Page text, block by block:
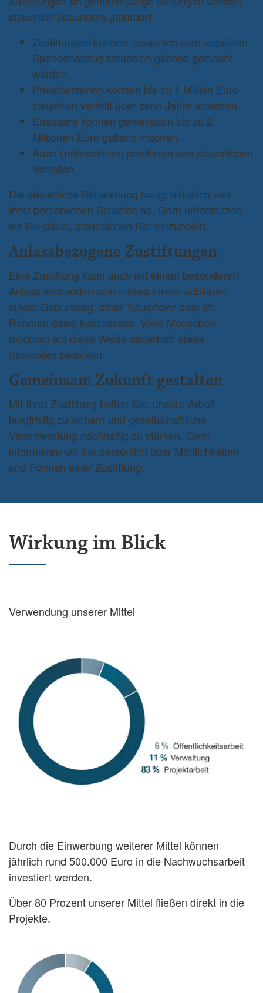
steuerlich besonders gefördert.
Zustiftungen können zusätzlich zum regulären
Spendenabzug steuerlich geltend gemacht
werden.
Privatpersonen können bis zu 1 Million Euro
steuerlich verteilt über zehn Jahre absetzen.
Ehepaare können gemeinsam bis zu 2
Millionen Euro geltend machen.
Auch Unternehmen profitieren von steuerlichen
Vorteilen.
Die steuerliche Behandlung hängt natürlich von
Ihrer persönlichen Situation ab. Gern unterstützen
wir Sie dabei, steuerlichen Rat einzuholen.
Anlassbezogene Zustiftungen
Eine Zustiftung kann auch mit einem besonderen
Anlass verbunden sein – etwa einem Jubiläum,
einem Geburtstag, einer Trauerfeier oder im
Rahmen eines Nachlasses. Viele Menschen
möchten auf diese Weise dauerhaft etwas
Sinnvolles bewirken.
Gemeinsam Zukunft gestalten
Mit Ihrer Zustiftung helfen Sie, unsere Arbeit
langfristig zu sichern und gesellschaftliche
Verantwortung nachhaltig zu stärken. Gern
informieren wir Sie persönlich über Möglichkeiten
und Formen einer Zustiftung.
Wirkung im Blick
Verwendung unserer Mittel
Durch die Einwerbung weiterer Mittel können
jährlich rund 500.000 Euro in die Nachwuchsarbeit
investiert werden.
Über 80 Prozent unserer Mittel fließen direkt in die
Projekte.